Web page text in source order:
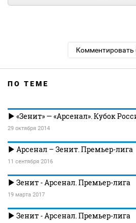
Комментировать
ПО ТЕМЕ
«Зенит» — «Арсенал». Кубок
29 октября 2014
Арсенал – Зенит. Премьер-лига
11 сентября 2016
Зенит - Арсенал. Премьер-лига
19 марта 2017
Зенит - Арсенал. Премьер-лига